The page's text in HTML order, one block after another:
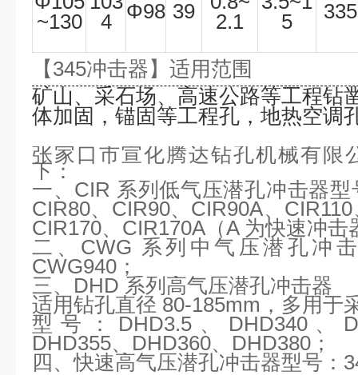
~130
4
Φ98 39
2.1
5
335
【345冲击器】适用范围
矿山、采石场、高速公路等工程钻
体加固，锚固等工程孔，地热空调
张家口市宣化腾达钻孔机械有限
下：
一、 CIR 系列低气压潜孔冲击器
CIR80、CIR90、CIR90A、
CIR170、CIR170A（A 为快速冲击
二、 CWG 系列中气压潜孔冲
CWG940；
三、 DHD 系列高气压潜孔冲击器
适用钻孔直径 80-185mm，多用于
型号： DHD3.5、DHD340、
DHD355、DHD360、DHD380；
四、快速高气压潜孔冲击器型号：